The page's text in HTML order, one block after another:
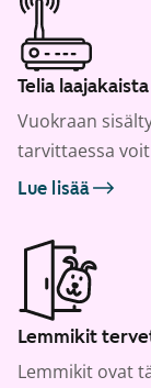
Telia laajakaista
Vuokraan
tarvittaessa
Lue lisää
Lemmikit
Lemmikit ovat